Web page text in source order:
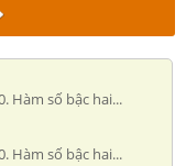
Hàm số bậc hai...
Hàm số bậc hai...